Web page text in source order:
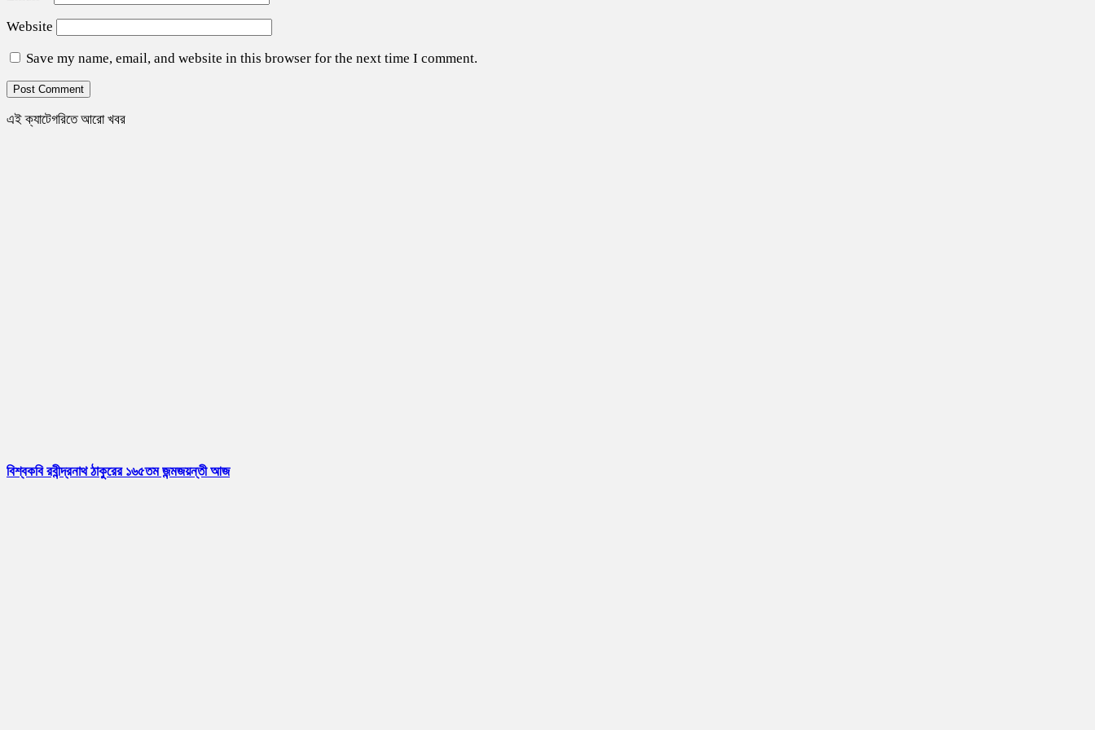
Website
Save my name, email, and website in this browser for the next time I comment.
এই ক্যাটেগরিতে আরো খবর
বিশ্বকবি রবীন্দ্রনাথ ঠাকুরের ১৬৫তম জন্মজয়ন্তী আজ